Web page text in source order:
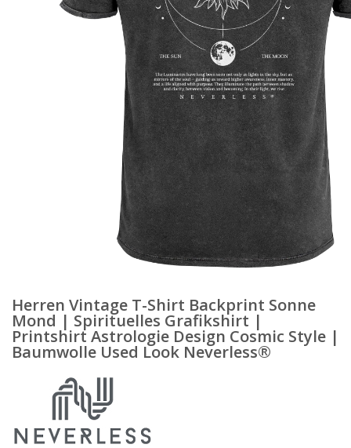
Herren Vintage T-Shirt Backprint Sonne
Mond | Spirituelles Grafikshirt |
Printshirt Astrologie Design Cosmic Style |
Baumwolle Used Look Neverless®